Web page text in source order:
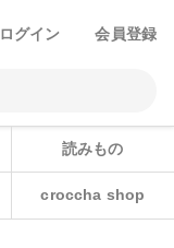
ログイン 会員登録
読みもの
croccha shop